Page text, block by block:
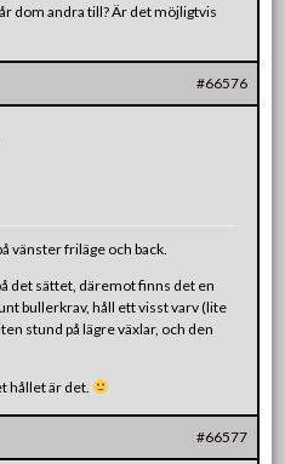
dom andra till? Är det möjligtvis
#66576
vänster friläge och back.
det sättet, däremot finns det en
bullerkrav, håll ett visst varv (lite
stund på lägre växlar, och den
hållet är det.
#66577